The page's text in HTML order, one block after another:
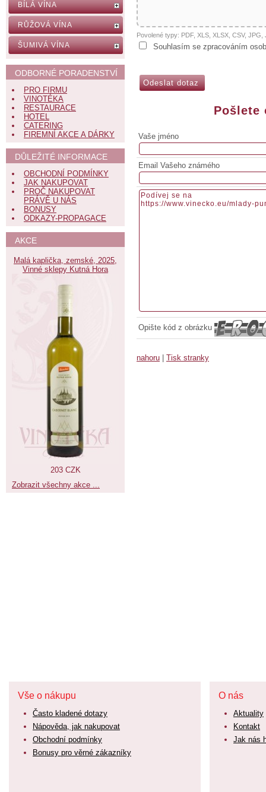
Povolené typy: PDF, XLS, XLSX, CSV,
Souhlasím se zpracováním
Pošlete
Vaše jméno
Email Vašeho známého
Opište kód z obrázku
nahoru Tisk stranky
BÍLÁ VÍNA
RŮŽOVÁ VÍNA
ŠUMIVÁ VÍNA
ODBORNÉ PORADENSTVÍ
PRO FIRMU
VINOTÉKA
RESTAURACE
HOTEL
CATERING
FIREMNÍ AKCE A DÁRKY
DŮLEŽITÉ INFORMACE
OBCHODNÍ PODMÍNKY
JAK NAKUPOVAT
PROČ NAKUPOVAT
PRÁVĚ U NÁS
BONUSY
ODKAZY-PROPAGACE
AKCE
Malá kaplička, zemské, 2025,
Vinné sklepy Kutná Hora
203 CZK
Zobrazit všechny akce ...
Vše o nákupu
Často kladené dotazy
Nápověda, jak nakupovat
Obchodní podmínky
Bonusy pro věrné zákazníky
O nás
Aktuality
Kontakt
Jak nás